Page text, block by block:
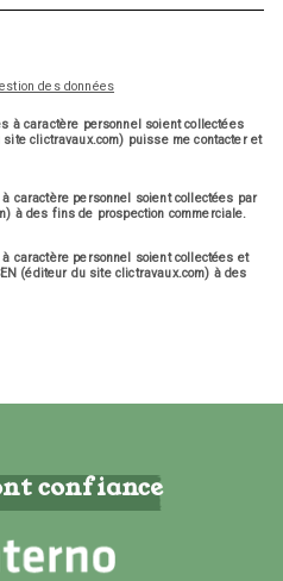
des données
à caractère personnel soient collectées
clictravaux.com) puisse me contacter et
caractère personnel soient collectées par
à des fins de prospection commerciale.
caractère personnel soient collectées et
(éditeur du site clictravaux.com) à des
confiance